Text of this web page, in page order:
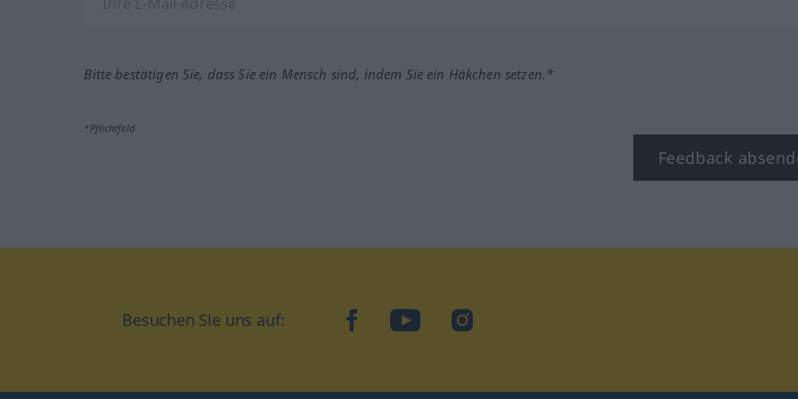
Bitte bestätigen Sie, dass Sie ein Mensch sind, indem Sie ein Häkchen setzen.*
*Pflichtfeld
Feedback
Besuchen Sie uns auf: facebookYouTubeInstagram